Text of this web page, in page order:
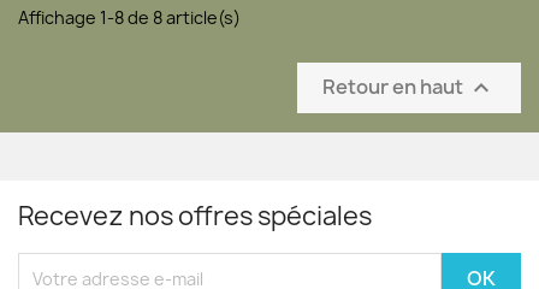
Affichage 1-8 de 8 article(s)
Retour en haut 
Recevez nos offres spéciales